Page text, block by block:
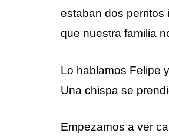
estaban dos perritos
que nuestra familia
Lo hablamos Felipe
Una chispa se
Empezamos a ver